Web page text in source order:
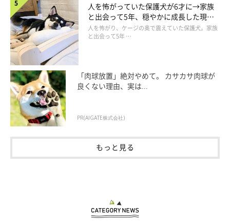
人を怖がっていた保護犬が6才に→家族
と出会って5年、穏やかに成長した現在
の姿にグッとくる
人を怖がり、ケージの奥で震えていた保護犬。家族
と出会って5年 …
「肉球放置」絶対やめて。 カサカサ肉球が
良くない理由、実は...
PR(AIGATE株式会社)
もっと見る